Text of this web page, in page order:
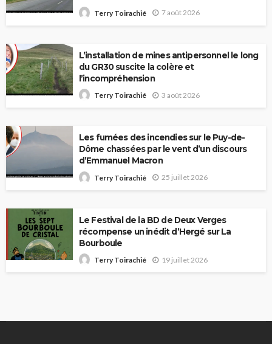
Terry Toirachié 7 août 2026
L’installation de mines antipersonnel le long
du GR30 suscite la colère et
l’incompréhension
Terry Toirachié 3 août 2026
Les fumées des incendies sur le Puy-de-
Dôme chassées par le vent d’un discours
d’Emmanuel Macron
Terry Toirachié 25 juillet 2026
Le Festival de la BD de Deux Verges
récompense un inédit d’Hergé sur La
Bourboule
Terry Toirachié 19 juillet 2026